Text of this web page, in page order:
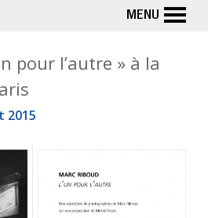
MENU
pour l’autre » à la
2015